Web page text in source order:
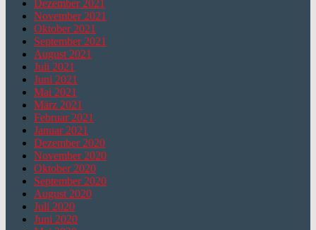
Dezember 2021
November 2021
Oktober 2021
September 2021
August 2021
Juli 2021
Juni 2021
Mai 2021
März 2021
Februar 2021
Januar 2021
Dezember 2020
November 2020
Oktober 2020
September 2020
August 2020
Juli 2020
Juni 2020